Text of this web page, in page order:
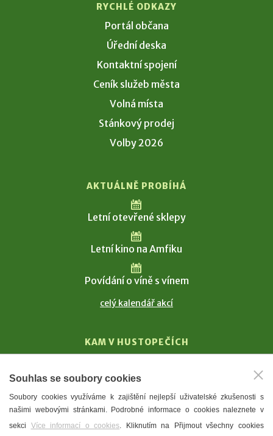
RYCHLÉ ODKAZY
Portál občana
Úřední deska
Kontaktní spojení
Ceník služeb města
Volná místa
Stánkový prodej
Volby 2026
AKTUÁLNĚ PROBÍHÁ
Letní otevřené sklepy
Letní kino na Amfiku
Povídání o víně s vínem
celý kalendář akcí
KAM V HUSTOPEČÍCH
T. G. Masaryk
Mandloně
Ubytování
Souhlas se soubory cookies
Soubory cookies využíváme k zajištění nejlepší uživatelské zkušenosti s
našimi webovými stránkami. Podrobné informace o cookies naleznete v
sekci Více informací o cookies. Kliknutím na Přijmout všechny cookies